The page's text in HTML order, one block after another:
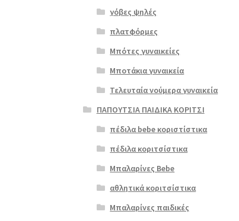
γόβες ψηλές
πλατφόρμες
Μπότες γυναικείες
Μποτάκια γυναικεία
Τελευταία νούμερα γυναικεία
ΠΑΠΟΥΤΣΙΑ ΠΑΙΔΙΚΑ ΚΟΡΙΤΣΙ
πέδιλα bebe κοριστίστικα
πέδιλα κοριτσίστικα
Μπαλαρίνες Bebe
αθλητικά κοριτσίστικα
Μπαλαρίνες παιδικές